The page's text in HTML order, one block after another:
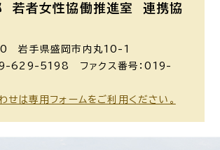
若者女性協働推進室
連携協
岩手県盛岡市内丸10-1
629-5198 ファクス番号：019-
せは専用フォームをご利用ください。